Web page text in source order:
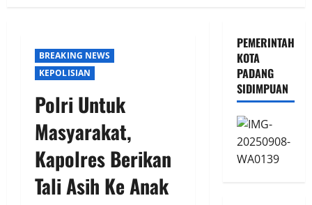
BREAKING NEWS
KEPOLISIAN
Polri Untuk
Masyarakat,
Kapolres Berikan
Tali Asih Ke Anak
PEMERINTAH
KOTA
PADANG
SIDIMPUAN